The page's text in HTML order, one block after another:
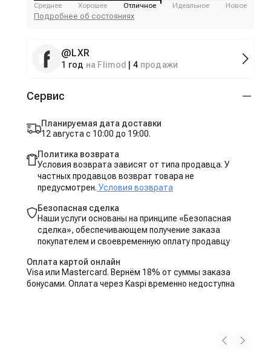
Среднее Хорошее Отличное Идеальное Новое
Подробнее об состояниях
@LXR
1 год на Flimod 4 продажи
Сервис
Планируемая дата доставки
12 августа с 10:00 до 19:00.
Политика возврата
Условия возврата зависят от типа продавца. У
частных продавцов возврат товара не
предусмотрен. Условия возврата
Безопасная сделка
Наши услуги основаны на принципе «Безопасная
сделка», обеспечивающем получение заказа
покупателем и своевременную оплату продавцу
Оплата картой онлайн
Visa или Mastercard. Вернём 18% от суммы заказа
бонусами. Оплата через Kaspi временно недоступна